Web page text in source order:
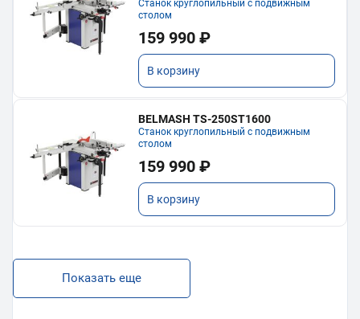
Станок круглопильный с подвижным
столом
159 990 ₽
В корзину
BELMASH TS-250ST1600
Станок круглопильный с подвижным
столом
159 990 ₽
В корзину
Показать еще